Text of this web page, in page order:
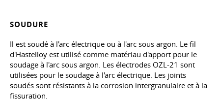
SOUDURE
Il est soudé à l'arc électrique ou à l'arc sous argon. Le fil
d'Hastelloy est utilisé comme matériau d'apport pour le
soudage à l'arc sous argon. Les électrodes OZL-21 sont
utilisées pour le soudage à l'arc électrique. Les joints
soudés sont résistants à la corrosion intergranulaire et à la
fissuration.